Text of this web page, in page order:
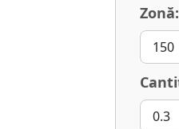
Zonă: